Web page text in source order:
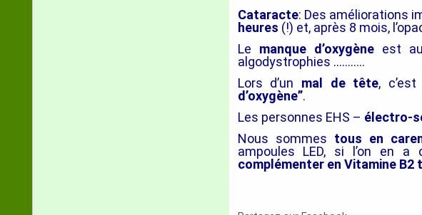
Cataracte: Des améliorations
heures (!) et, après 8 mois,
Le manque d’oxygèneest
algodystrophies ………..
Lors d’un mal de tête,
d’oxygène”.
Les personnes EHS – électro-
Nous sommes tous en
ampoules LED, si l’on en
complémenter en Vitamine B2